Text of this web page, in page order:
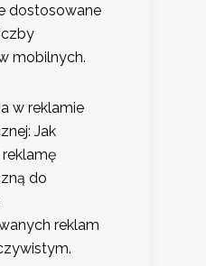
dostosowane
mobilnych.
w reklamie
Jak
do
reklam